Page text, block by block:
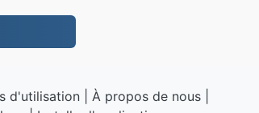
d'utilisation| À propos de nous|